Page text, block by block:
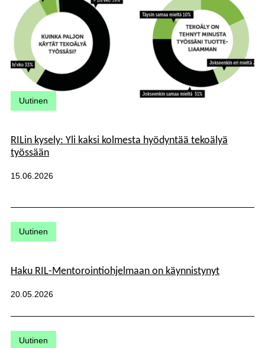
Kategoriat:
Uutinen
RILin kysely: Yli kaksi kolmesta hyödyntää tekoälyä
työssään
Julkaistu:
15.06.2026
Kategoriat:
Uutinen
Haku RIL-Mentorointiohjelmaan on käynnistynyt
Julkaistu:
20.05.2026
Kategoriat:
Uutinen